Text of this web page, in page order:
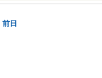
前日